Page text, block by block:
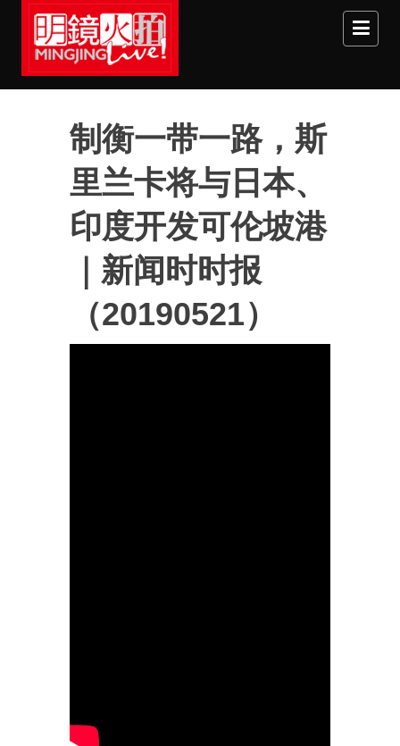
Skip to main content
制衡一带一路，斯
里兰卡将与日本、
印度开发可伦坡港
｜新闻时时报
（20190521）